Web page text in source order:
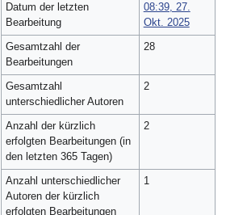
Datum der letzten
Bearbeitung
08:39, 27.
Okt. 2025
Gesamtzahl der
Bearbeitungen
28
Gesamtzahl
unterschiedlicher Autoren
2
Anzahl der kürzlich
erfolgten Bearbeitungen (in
den letzten 365 Tagen)
2
Anzahl unterschiedlicher
Autoren der kürzlich
erfolgten Bearbeitungen
1